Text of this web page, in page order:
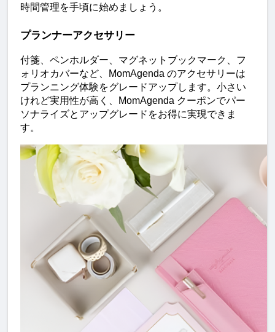
時間管理を手頃に始めましょう。
プランナーアクセサリー
付箋、ペンホルダー、マグネットブックマーク、フ
ォリオカバーなど、MomAgenda のアクセサリーは
プランニング体験をグレードアップします。小さい
けれど実用性が高く、MomAgenda クーポンでパー
ソナライズとアップグレードをお得に実現できま
す。